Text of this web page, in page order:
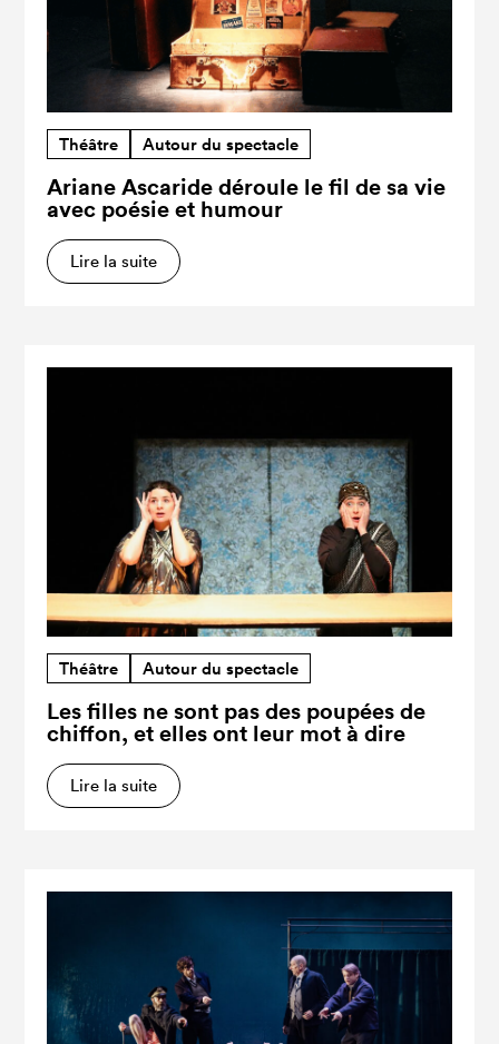
Théâtre Autour du spectacle
Ariane Ascaride déroule le fil de sa vie
avec poésie et humour
Lire la suite
Théâtre Autour du spectacle
Les filles ne sont pas des poupées de
chiffon, et elles ont leur mot à dire
Lire la suite